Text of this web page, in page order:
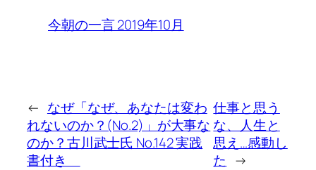
今朝の一言 2019年10月
← なぜ「なぜ、あなたは変わ
れないのか？(No.2)」が大事な
のか？古川武士氏 No.142 実践
書付き
仕事と思う
な、人生と
思え…感動し
た →